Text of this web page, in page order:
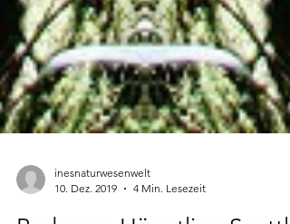
inesnaturwesenwelt